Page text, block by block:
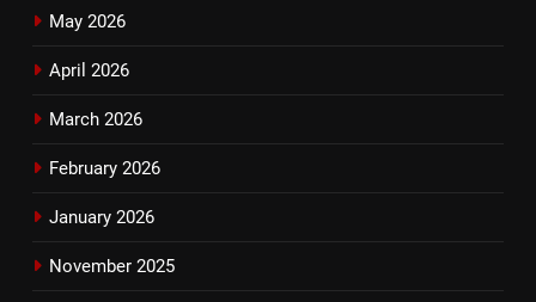
May 2026
April 2026
March 2026
February 2026
January 2026
November 2025